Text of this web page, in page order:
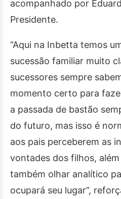
acompanhado por
Presidente.
“Aqui na Inbetta temos
sucessão familiar muito
sucessores sempre
momento certo para
a passada de bastão
do futuro, mas isso é
aos pais perceberem as
vontades dos filhos,
também olhar analítico
ocupará seu lugar”,